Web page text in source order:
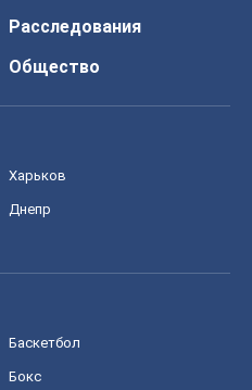
Расследования
Общество
Харьков
Днепр
Баскетбол
Бокс